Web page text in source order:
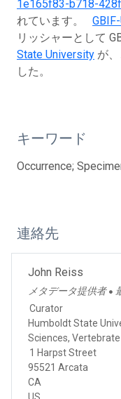
1e165f83-b718-
れています。
リッシャーとして
State University が
した。
キーワード
Occurrence;
連絡先
John Reiss
メタデータ提供者 ●
Curator
Humboldt State
Sciences,
1 Harpst Street
95521 Arcata
CA